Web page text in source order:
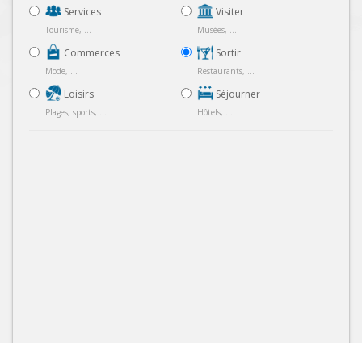
Services
Tourisme, ...
Commerces
Mode, ...
Loisirs
Plages, sports, ...
Visiter
Musées, ...
Sortir
Restaurants, ...
Séjourner
Hôtels, ...